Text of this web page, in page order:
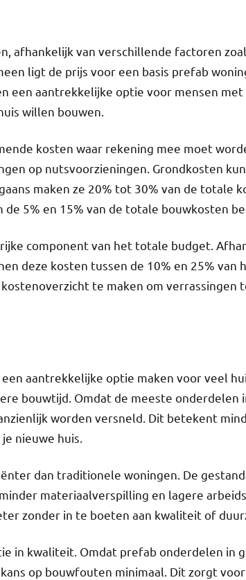
afhankelijk van verschillende factoren
ligt de prijs voor een basis prefab
een aantrekkelijke optie voor mensen
willen bouwen.
kosten waar rekening mee moet
op nutsvoorzieningen. Grondkosten
maken ze 20% tot 30% van de totale
5% en 15% van de totale bouwkosten
component van het totale budget.
deze kosten tussen de 10% en 25%
te maken om verrassingen
aantrekkelijke optie maken voor veel
bouwtijd. Omdat de meeste onderdelen
worden versneld. Dit betekent
nieuwe huis.
dan traditionele woningen. De
materiaalverspilling en lagere
zonder in te boeten aan kwaliteit of
in kwaliteit. Omdat prefab onderdelen in
op bouwfouten minimaal. Dit zorgt